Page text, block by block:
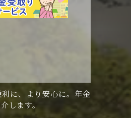
に、より安心に。年金
します。